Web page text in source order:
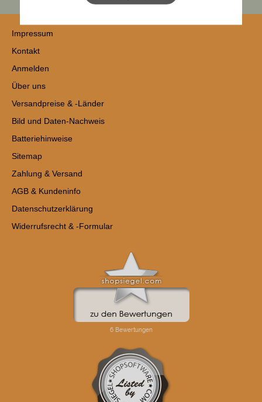
Impressum
Kontakt
Anmelden
Über uns
Versandpreise & -Länder
Bild und Daten-Nachweis
Batteriehinweise
Sitemap
Zahlung & Versand
AGB & Kundeninfo
Datenschutzerklärung
Widerrufsrecht & -Formular